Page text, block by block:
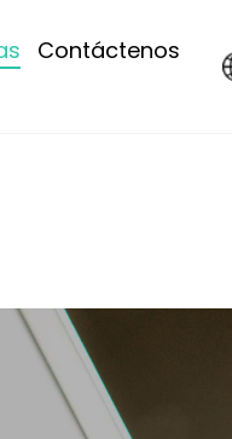
Contáctenos